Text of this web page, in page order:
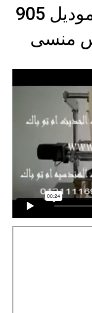
ثلاثى اوتوماتيك موديل 905
منسى